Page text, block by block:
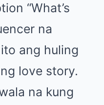
“What’s
na
ang huling
love story.
na kung